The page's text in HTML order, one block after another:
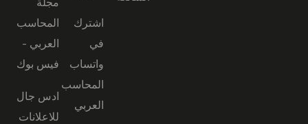
اشترك
في
واتساب
المحاسب
العربي
المحاسب
العربي -
فيس بوك
ادس جال
للاعلانات